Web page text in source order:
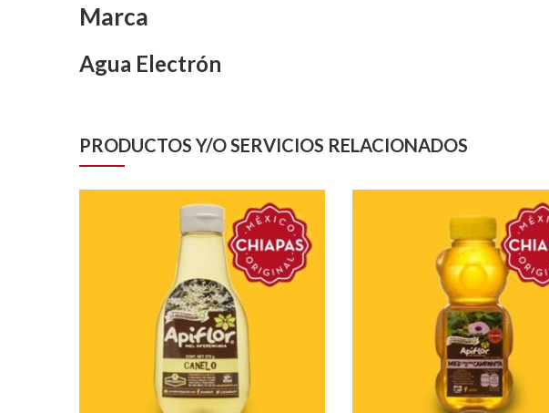
Marca
Agua Electrón
PRODUCTOS Y/O SERVICIOS RELACIONADOS